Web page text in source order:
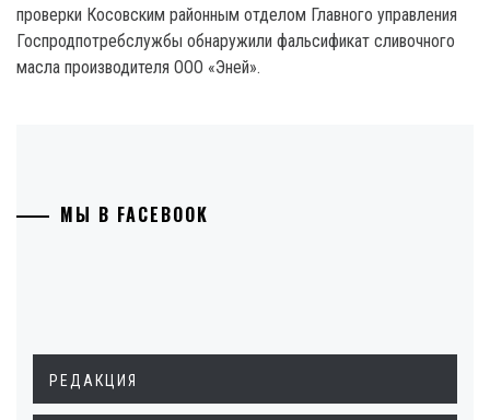
проверки Косовским районным отделом Главного управления
Госпродпотребслужбы обнаружили фальсификат сливочного
масла производителя ООО «Эней».
МЫ В FACEBOOK
РЕДАКЦИЯ